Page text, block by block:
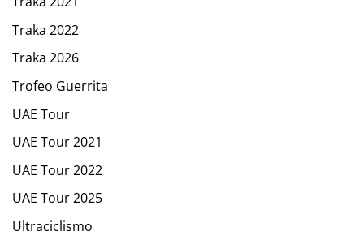
Traka 2022
Traka 2026
Trofeo Guerrita
UAE Tour
UAE Tour 2021
UAE Tour 2022
UAE Tour 2025
Ultraciclismo